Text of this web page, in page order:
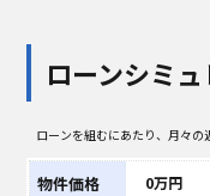
ローンシミ
ローンを組むにあたり、月々の
物件価格 0万円